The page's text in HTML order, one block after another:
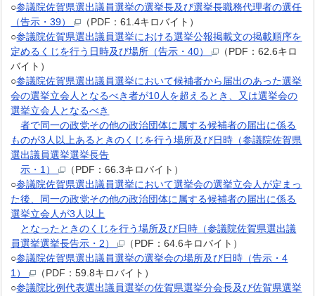
○参議院佐賀県選出議員選挙の選挙長及び選挙長職務代理者の選任
（告示・39）
（PDF：61.4キロバイト）
○参議院佐賀県選出議員選挙における選挙公報掲載文の掲載順序を
定めるくじを行う日時及び場所（告示・40）
（PDF：62.6キロ
バイト）
○参議院佐賀県選出議員選挙において候補者から届出のあった選挙
会の選挙立会人となるべき者が10人を超えるとき、又は選挙会の
選挙立会人となるべき
者で同一の政党その他の政治団体に属する候補者の届出に係る
ものが3人以上あるときのくじを行う場所及び日時（参議院佐賀県
選出議員選挙選挙長告
示・1）
（PDF：66.3キロバイト）
○参議院佐賀県選出議員選挙において選挙会の選挙立会人が定まっ
た後、同一の政党その他の政治団体に属する候補者の届出に係る
選挙立会人が3人以上
となったときのくじを行う場所及び日時（参議院佐賀県選出議
員選挙選挙長告示・2）
（PDF：64.6キロバイト）
○参議院佐賀県選出議員選挙の選挙会の場所及び日時（告示・4
1）
（PDF：59.8キロバイト）
○参議院比例代表選出議員選挙の佐賀県選挙分会長及び佐賀県選挙